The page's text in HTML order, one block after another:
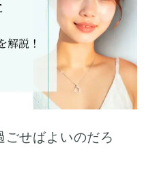
ごせばよいのだろ